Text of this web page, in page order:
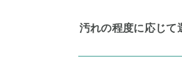
汚れの程度に応じて